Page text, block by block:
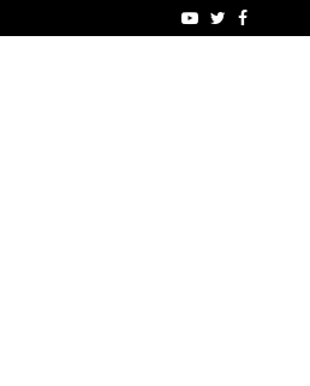
Facebook
Twitter
Youtube